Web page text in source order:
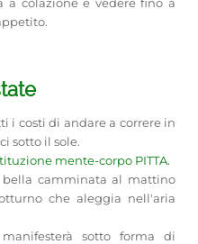
i costi di andare a correre in
sotto il sole.
mente-corpo PITTA.
camminata al mattino
che aleggia nell'aria
sotto forma di